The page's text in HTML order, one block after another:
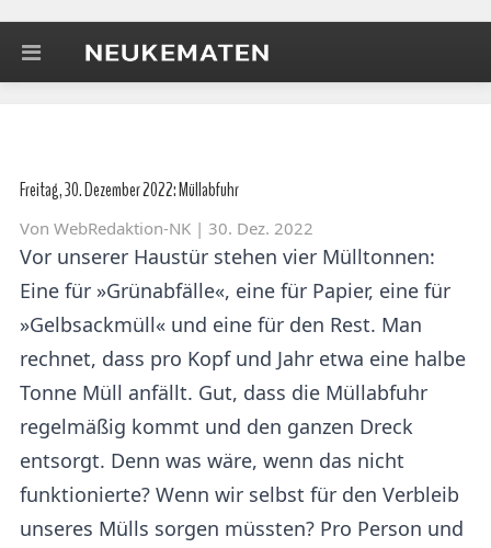
Freitag, 30. Dezember 2022: Müllabfuhr
Von WebRedaktion-NK | 30. Dez. 2022
Vor unserer Haustür stehen vier Mülltonnen:
Eine für »Grünabfälle«, eine für Papier, eine für
»Gelbsackmüll« und eine für den Rest. Man
rechnet, dass pro Kopf und Jahr etwa eine halbe
Tonne Müll anfällt. Gut, dass die Müllabfuhr
regelmäßig kommt und den ganzen Dreck
entsorgt. Denn was wäre, wenn das nicht
funktionierte? Wenn wir selbst für den Verbleib
unseres Mülls sorgen müssten? Pro Person und